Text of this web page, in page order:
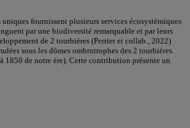
fournissent plusieurs services écosystémiques
par une biodiversité remarquable et par leurs
de 2 tourbières (Perrier et collab., 2022)
sous les dômes ombrotrophes des 2 tourbières.
1850 de notre ère). Cette contribution présente un